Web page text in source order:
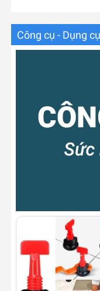
Công cụ - Dụng cụ